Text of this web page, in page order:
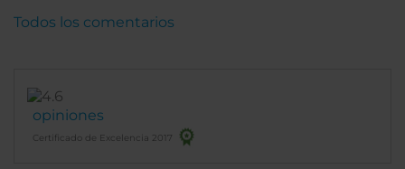
estancia fue muy corta, por lo que no podemos
opiniones
Certificado de Excelencia 2017
Todos los comentarios